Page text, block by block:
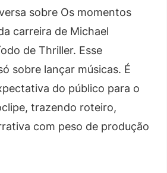
sobre Os momentos
carreira de Michael
de Thriller. Esse
sobre lançar músicas. É
do público para o
trazendo roteiro,
com peso de produção